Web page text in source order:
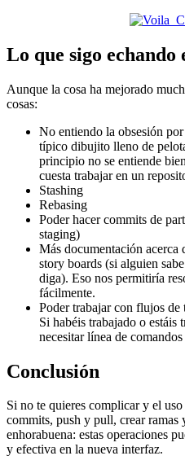
Lo que sigo echando
Aunque la cosa ha mejorado
cosas:
No entiendo la obsesión
típico dibujito lleno de
principio no se entiende
cuesta trabajar en un
Stashing
Rebasing
Poder hacer commits de
staging)
Más documentación
story boards (si alguien
diga). Eso nos permitiría
fácilmente.
Poder trabajar con flujos de
Si habéis trabajado o
necesitar línea de
Conclusión
Si no te quieres complicar y el
commits, push y pull, crear ramas
enhorabuena: estas operaciones
y efectiva en la nueva interfaz.